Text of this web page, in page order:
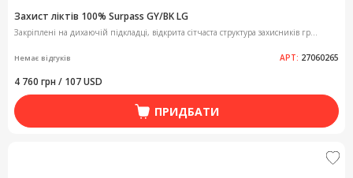
Захист ліктів 100% Surpass GY/BK LG
Закріплені на дихаючій підкладці, відкрита сітчаста структура захисників гр...
Немає відгуків АРТ: 27060265
4 760 грн / 107 USD
ПРИДБАТИ